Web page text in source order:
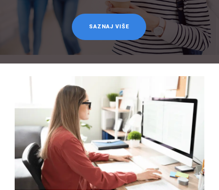
PREVODILAČKI BIRO
KURSEVI
NOVOSTI
KONTAKT
SAZNAJ VIŠE
SAZNAJ VIŠE